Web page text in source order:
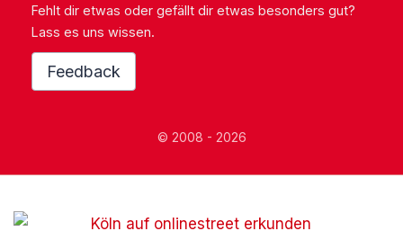
Fehlt dir etwas oder gefällt dir etwas besonders gut?
Lass es uns wissen.
Feedback
© 2008 - 2026